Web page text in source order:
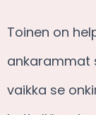
Toinen on
ankarammat
vaikka se